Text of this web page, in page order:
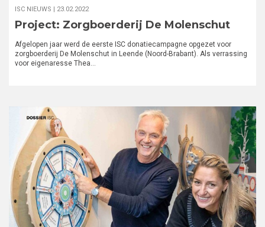
ISC NIEUWS | 23.02.2022
Project: Zorgboerderij De Molenschut
Afgelopen jaar werd de eerste ISC donatiecampagne opgezet voor
zorgboerderij De Molenschut in Leende (Noord-Brabant). Als verrassing
voor eigenaresse Thea…